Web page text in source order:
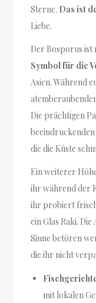
Sterne. Das ist
Liebe.
Der Bosporus ist
Symbol für die
Asien. Während
Die prächtigen
die die Küste
Ein weiterer
ihr während der
ihr probiert
ein Glas Raki.
Sinne betören
die ihr nicht
mit lokalen